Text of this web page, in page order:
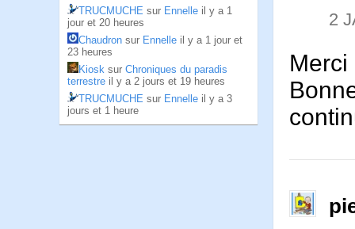
TRUCMUCHE sur Ennelle il y a 1
jour et 20 heures
Chaudron sur Ennelle il y a 1 jour et
23 heures
Kiosk sur Chroniques du paradis
terrestre il y a 2 jours et 19 heures
TRUCMUCHE sur Ennelle il y a 3
jours et 1 heure
2
Merci